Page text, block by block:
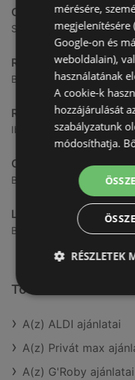
CBA
Somfalvi u. 14., 9400
Reál
Besenyő u. 16., 9400
Reál
Ibolya út 15., 9400 Sopron
CBA
Bánfalvi u. 14, 9400
Lidl
Bánfalvi út 12. 12, 9400
További linkek
A(z) ALDI ajánlatai
A(z) Privát max
A(z) G'Roby ajánlatai
mérésére,
megjelenítésére
Google-on és
weboldalain),
használatának
A cookie-k
hozzájárulását
szabályzatunk
módosíthatja.
RÉSZLETEK